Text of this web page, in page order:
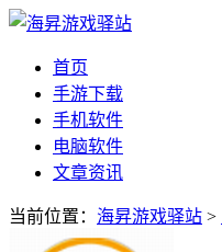
首页
手游下载
手机软件
电脑软件
文章资讯
当前位置： 海昇游戏驿站 >